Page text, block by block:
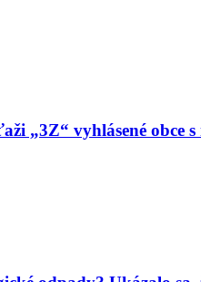
„3Z“ vyhlásené obce